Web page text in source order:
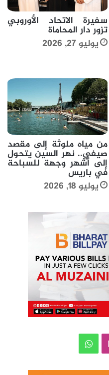
سفيرة الاتحاد الأوروبي
تزور دار المحاماة
يوليو 27, 2026
من مياه ملوثة إلى مقصد
صيفي.. نهر السين يتحول
إلى أشهر وجهة للسباحة
في باريس
يوليو 18, 2026
انستقرامواتساب